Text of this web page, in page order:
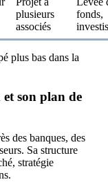
plusieurs
associés
fonds,
plus bas dans la
son plan de
des banques, des
Sa structure
stratégie